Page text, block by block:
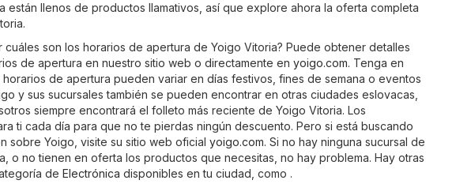
están llenos de productos llamativos, así que explore ahora la oferta completa
cuáles son los horarios de apertura de Yoigo Vitoria? Puede obtener detalles
de apertura en nuestro sitio web o directamente en yoigo.com. Tenga en
de apertura pueden variar en días festivos, fines de semana o eventos
y sus sucursales también se pueden encontrar en otras ciudades eslovacas,
siempre encontrará el folleto más reciente de Yoigo Vitoria. Los
ti cada día para que no te pierdas ningún descuento. Pero si está buscando
sobre Yoigo, visite su sitio web oficial yoigo.com. Si no hay ninguna sucursal de
o no tienen en oferta los productos que necesitas, no hay problema. Hay otras
de Electrónica disponibles en tu ciudad, como .